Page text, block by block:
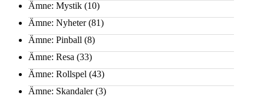
Ämne: Mystik (10)
Ämne: Nyheter(81)
Ämne: Pinball (8)
Ämne: Resa (33)
Ämne: Rollspel (43)
Ämne: Skandaler(3)